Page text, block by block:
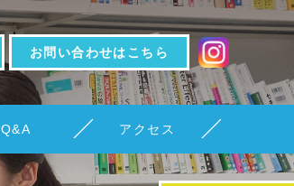
お問い合わせはこちら
Q&A アクセス